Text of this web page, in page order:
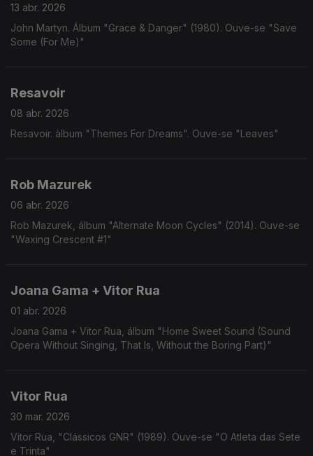
13 abr. 2026
John Martyn. Álbum "Grace & Danger" (1980). Ouve-se "Save
Some (For Me)"
Resavoir
08 abr. 2026
Resavoir. àlbum "Themes For Dreams". Ouve-se "Leaves"
Rob Mazurek
06 abr. 2026
Rob Mazurek, álbum "Alternate Moon Cycles" (2014). Ouve-se
"Waxing Crescent #1"
Joana Gama + Vitor Rua
01 abr. 2026
Joana Gama + Vitor Rua, álbum "Home Sweet Sound (Sound
Opera Without Singing, That Is, Without the Boring Part)"
Vitor Rua
30 mar. 2026
Vitor Rua, "Clássicos GNR" (1989). Ouve-se "O Atleta das Sete
e Trinta"